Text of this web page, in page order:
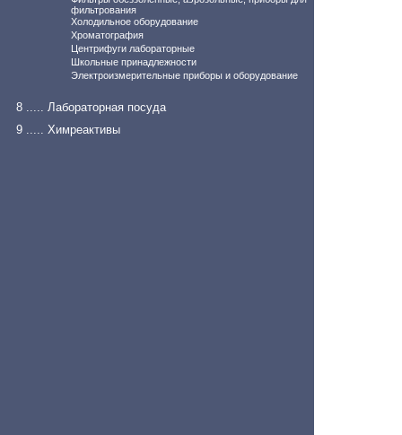
фильтрования
Холодильное оборудование
Хроматография
Центрифуги лабораторные
Школьные принадлежности
Электроизмерительные приборы и оборудование
8 ..... Лабораторная посуда
9 ..... Химреактивы